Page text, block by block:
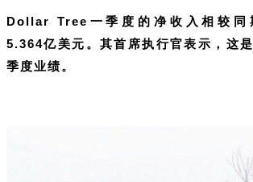
Dollar Tree一季度的净收入相较同
5.364亿美元。其首席执行官表示，这
季度业绩。